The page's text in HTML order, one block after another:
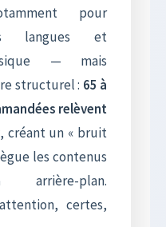
pour
langues et
— mais
structurel : 65 à
relèvent
, créant un « bruit
les contenus
arrière-plan.
certes,